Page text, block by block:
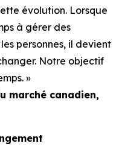
évolution. Lorsque
à gérer des
personnes, il devient
Notre objectif
»
marché canadien,